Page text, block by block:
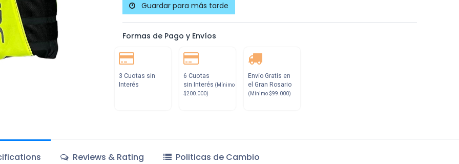
Guardar para más tarde
Formas de Pago y Envíos
3 Cuotas sin
Interés
6 Cuotas
sin Interés (Mínimo
$200.000)
Envío Gratis en
el Gran Rosario
(Mínimo $99.000)
Reviews & Rating Politicas de Cambio